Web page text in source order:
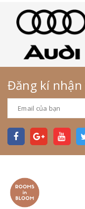
Đăng kí